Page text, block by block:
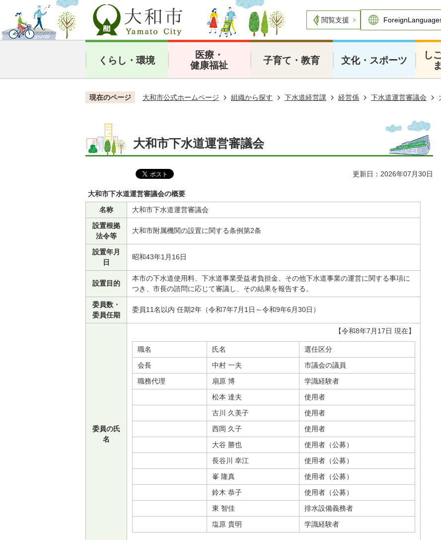
閲覧支援
くらし・環境
医療・
健康福祉
子育て・教育 文化・スポーツ
し
現在のページ 大和市公式ホームページ 組織から探す 下水道経営課 経営係 下水道運営審議会
大和市下水道運営審議会
更新日：2026年07月30日
大和市下水道運営審議会の概要
名称
大和市下水道運営審議会
設置根拠
法令等
大和市附属機関の設置に関する条例第2条
設置年月
日
昭和43年1月16日
設置目的
本市の下水道使用料、下水道事業受益者負担金、その他下水道事業の運営に関する事項に
つき、市長の諮問に応じて審議し、その結果を報告する。
委員数・
委員任期
委員11名以内 任期2年（令和7年7月1日～令和9年6月30日）
委員の氏
名
【令和8年7月17日 現在】
職名 氏名
選任区分
会長
中村 一夫
市議会の議員
職務代理
扇原 博
学識経験者
松本 達夫
使用者
古川 久美子
使用者
西岡 久子
使用者
大谷 勝也
使用者（公募）
長谷川 幸江
使用者（公募）
峯 隆真
使用者（公募）
鈴木 恭子
使用者（公募）
東 智佳
排水設備義務者
塩原 貴明
学識経験者